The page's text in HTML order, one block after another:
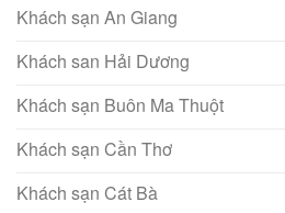
Khách sạn An Giang
Khách san Hải Dương
Khách sạn Buôn Ma Thuột
Khách sạn Cần Thơ
Khách sạn Cát Bà